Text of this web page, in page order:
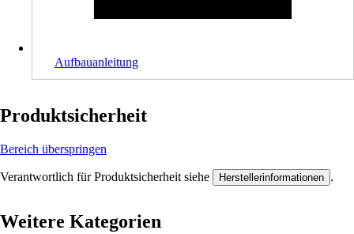
Aufbauanleitung
Produktsicherheit
Bereich überspringen
Verantwortlich für Produktsicherheit siehe Herstellerinformationen .
Weitere Kategorien